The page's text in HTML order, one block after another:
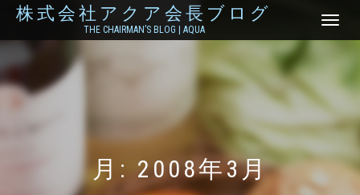
株式会社アクア会長ブログ
THE CHAIRMAN’S BLOG | AQUA
ナ
ン
切
え
月: 2008年3月